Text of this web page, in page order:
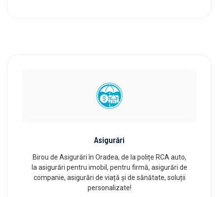
Asigurări
Birou de Asigurări în Oradea, de la polițe RCA auto,
la asigurări pentru imobil, pentru firmă, asigurări de
companie, asigurări de viață și de sănătate, soluții
personalizate!